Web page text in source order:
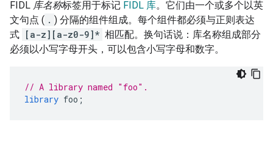
FIDL 库名称标签用于标记 FIDL 库。它们由一个或多个以英
文句点 ( . ) 分隔的组件组成。每个组件都必须与正则表达
式 [a-z][a-z0-9]* 相匹配。换句话说：库名称组成部分
必须以小写字母开头，可以包含小写字母和数字。
// A library named "foo".
library foo ;